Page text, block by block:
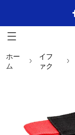
ホー
ム
イフ
ァク